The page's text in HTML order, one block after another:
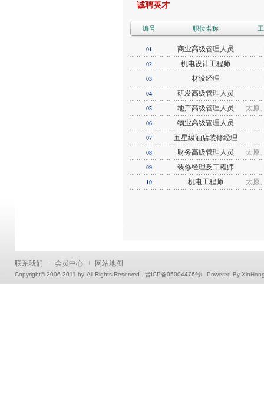
诚聘英才
编号 职位名称
01 商业高级管理人员
02 机电设计工程师
03 材设经理
04 研发高级管理人员
05 地产高级管理人员 太原
06 物业高级管理人员
07 五星级酒店装修经理
08 财务高级管理人员 太原
09 装修经理及工程师
10 机电工程师 太原
联系我们 会员中心 网站地图
Copyright© 2006-2011 hy. All Rights Reserved . 晋ICP备05004476号 Powered By